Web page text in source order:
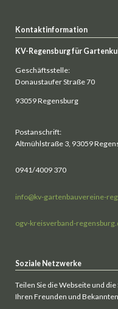
Kontaktinformation
KV-Regensburg für
Geschäftsstelle:
Donaustaufer Straße 70
93059 Regensburg
Postanschrift:
Altmühlstraße 3, 93059
0941/4009 370
info@kv-gartenbauvereine-
ogv-kreisverband-
Soziale Netzwerke
Teilen Sie die Webseite und
Ihren Freunden und